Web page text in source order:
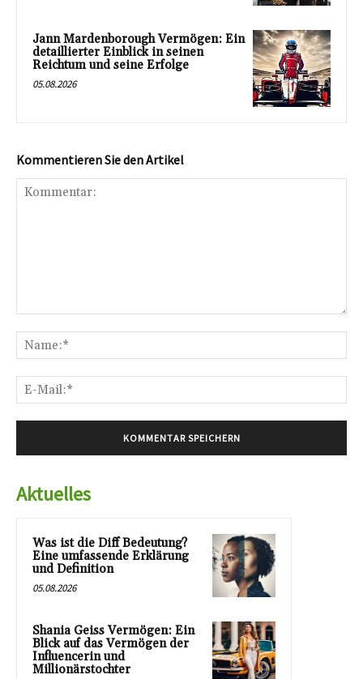
Jann Mardenborough Vermögen: Ein
detaillierter Einblick in seinen
Reichtum und seine Erfolge
05.08.2026
Kommentieren Sie den Artikel
Aktuelles
Was ist die Diff Bedeutung?
Eine umfassende Erklärung
und Definition
05.08.2026
Shania Geiss Vermögen: Ein
Blick auf das Vermögen der
Influencerin und
Millionärstochter